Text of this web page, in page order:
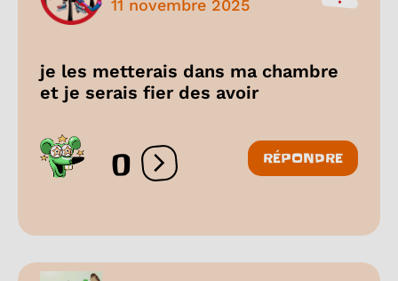
11 novembre 2025
je les metterais dans ma chambre
et je serais fier des avoir
0 Ouvrir les réactions
RÉPONDRE